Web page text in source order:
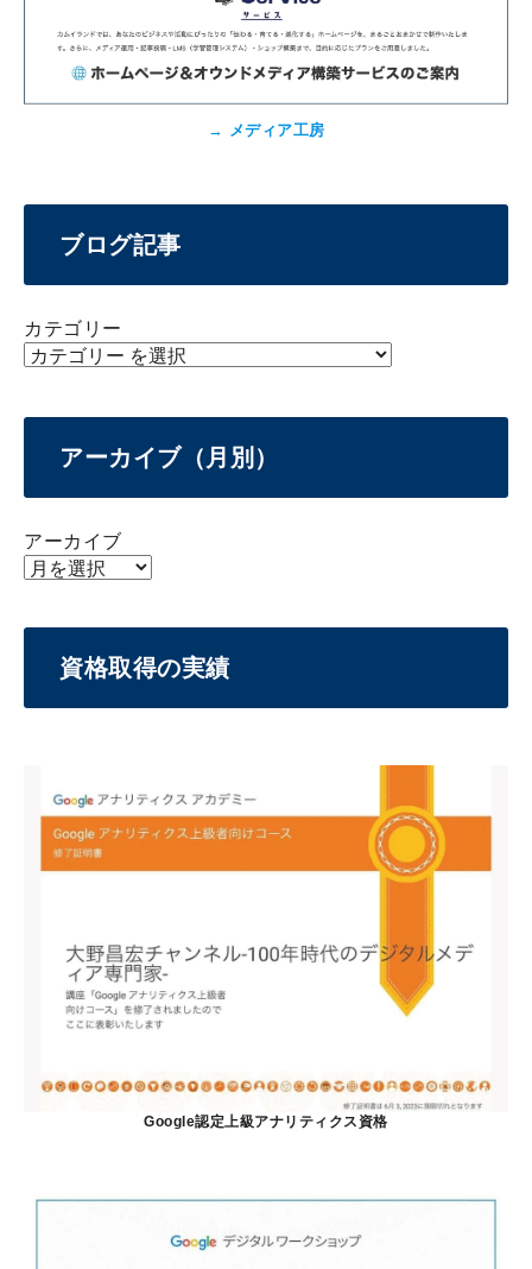
→ メディア工房
ブログ記事
カテゴリー
アーカイブ（月別）
アーカイブ
資格取得の実績
Google認定上級アナリティクス資格